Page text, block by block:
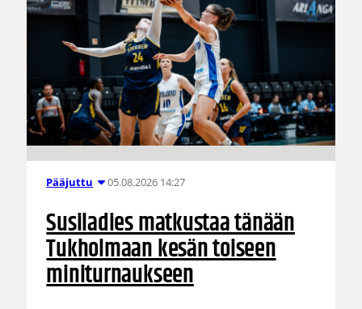
Pääjuttu 05.08.2026 14:27
Susiladies matkustaa tänään
Tukholmaan kesän toiseen
miniturnaukseen